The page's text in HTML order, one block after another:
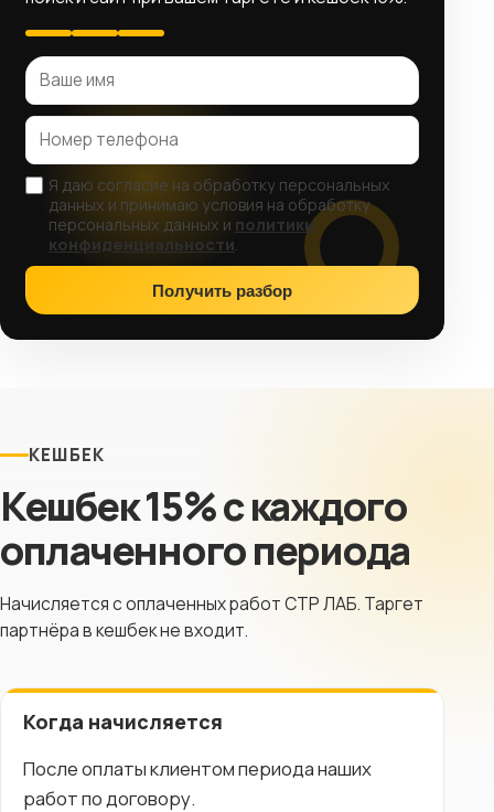
Я даю согласие на обработку персональных
данных и принимаю условия на обработку
персональных данных и политики
конфиденциальности.
Получить разбор
КЕШБЕК
Кешбек 15% с каждого
оплаченного периода
Начисляется с оплаченных работ СТР ЛАБ. Таргет
партнёра в кешбек не входит.
Когда начисляется
После оплаты клиентом периода наших
работ по договору.